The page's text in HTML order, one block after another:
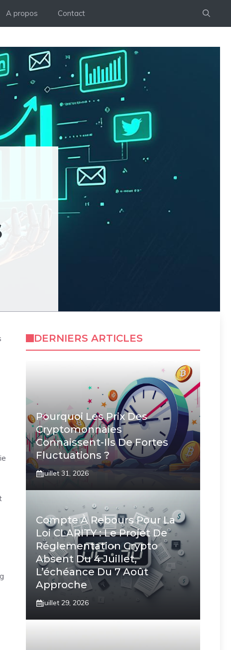
A propos Contact
DERNIERS ARTICLES
Pourquoi Les Prix Des
Cryptomonnaies
Connaissent-Ils De Fortes
Fluctuations ?
juillet 31, 2026
Compte À Rebours Pour La
Loi CLARITY : Le Projet De
Réglementation Crypto
Absent Du 4 Juillet,
L’échéance Du 7 Août
Approche
juillet 29, 2026